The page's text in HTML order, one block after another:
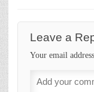
Leave a
Your email